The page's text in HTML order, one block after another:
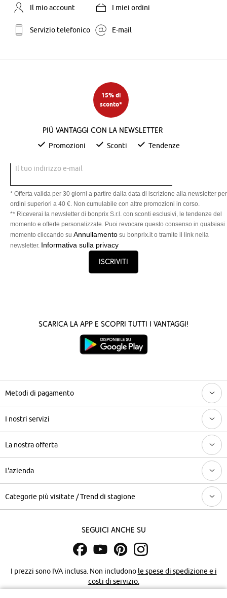
Il mio account I miei ordini
Servizio telefonico E-mail
15% di
sconto*
Più vantaggi con la newsletter
Promozioni Sconti Tendenze
Il tuo indirizzo e-mail
* Offerta valida per 30 giorni a partire dalla data di iscrizione alla newsletter per
ordini superiori a 40 €. Non cumulabile con altre promozioni in corso.
** Riceverai la newsletter di bonprix S.r.l. con sconti esclusivi, le tendenze del
momento e offerte personalizzate. Puoi revocare questo consenso in qualsiasi
momento cliccando su Annullamento su bonprix.it o tramite il link nella
newsletter. Informativa sulla privacy
Iscriviti
Scarica la App e scopri tutti i vantaggi!
Metodi di pagamento
I nostri servizi
La nostra offerta
L'azienda
Categorie più visitate / Trend di stagione
Seguici anche su
I prezzi sono IVA inclusa. Non includono le spese di spedizione e i
costi di servizio.